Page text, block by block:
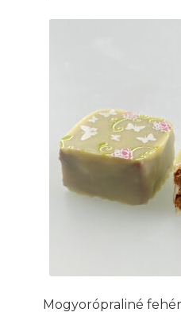
Mogyorópraliné